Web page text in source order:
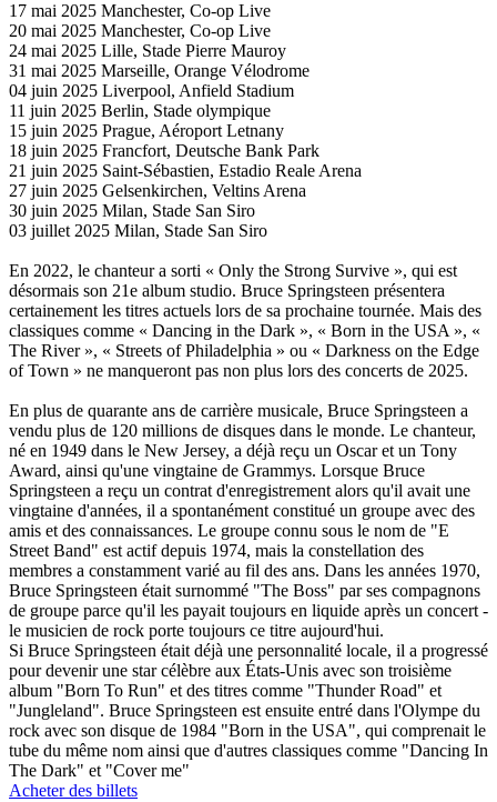
17 mai 2025 Manchester, Co-op Live
20 mai 2025 Manchester, Co-op Live
24 mai 2025 Lille, Stade Pierre Mauroy
31 mai 2025 Marseille, Orange Vélodrome
04 juin 2025 Liverpool, Anfield Stadium
11 juin 2025 Berlin, Stade olympique
15 juin 2025 Prague, Aéroport Letnany
18 juin 2025 Francfort, Deutsche Bank Park
21 juin 2025 Saint-Sébastien, Estadio Reale Arena
27 juin 2025 Gelsenkirchen, Veltins Arena
30 juin 2025 Milan, Stade San Siro
03 juillet 2025 Milan, Stade San Siro
En 2022, le chanteur a sorti « Only the Strong Survive », qui est
désormais son 21e album studio. Bruce Springsteen présentera
certainement les titres actuels lors de sa prochaine tournée. Mais des
classiques comme « Dancing in the Dark », « Born in the USA », «
The River », « Streets of Philadelphia » ou « Darkness on the Edge
of Town » ne manqueront pas non plus lors des concerts de 2025.
En plus de quarante ans de carrière musicale, Bruce Springsteen a
vendu plus de 120 millions de disques dans le monde. Le chanteur,
né en 1949 dans le New Jersey, a déjà reçu un Oscar et un Tony
Award, ainsi qu'une vingtaine de Grammys. Lorsque Bruce
Springsteen a reçu un contrat d'enregistrement alors qu'il avait une
vingtaine d'années, il a spontanément constitué un groupe avec des
amis et des connaissances. Le groupe connu sous le nom de "E
Street Band" est actif depuis 1974, mais la constellation des
membres a constamment varié au fil des ans. Dans les années 1970,
Bruce Springsteen était surnommé "The Boss" par ses compagnons
de groupe parce qu'il les payait toujours en liquide après un concert -
le musicien de rock porte toujours ce titre aujourd'hui.
Si Bruce Springsteen était déjà une personnalité locale, il a progressé
pour devenir une star célèbre aux États-Unis avec son troisième
album "Born To Run" et des titres comme "Thunder Road" et
"Jungleland". Bruce Springsteen est ensuite entré dans l'Olympe du
rock avec son disque de 1984 "Born in the USA", qui comprenait le
tube du même nom ainsi que d'autres classiques comme "Dancing In
The Dark" et "Cover me"
Acheter des billets